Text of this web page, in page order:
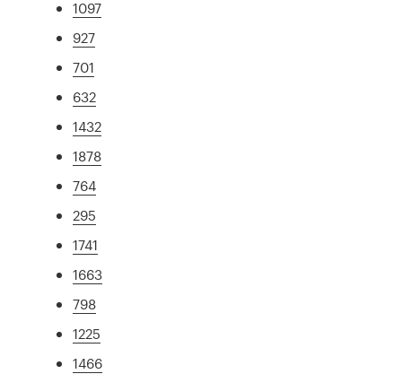
1097
927
701
632
1432
1878
764
295
1741
1663
798
1225
1466